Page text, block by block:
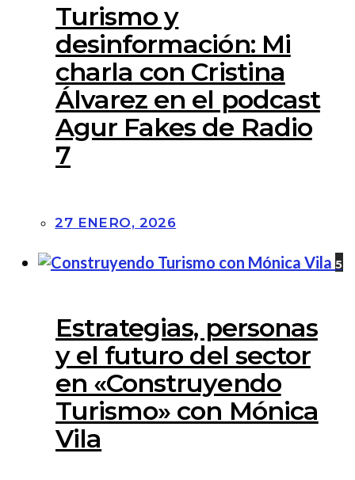
Turismo y
desinformación: Mi
charla con Cristina
Álvarez en el podcast
Agur Fakes de Radio
7
27 ENERO, 2026
5
Estrategias, personas
y el futuro del sector
en «Construyendo
Turismo» con Mónica
Vila